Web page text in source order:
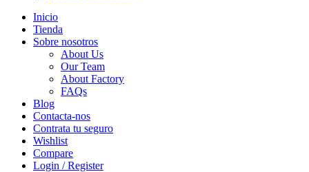
Inicio
Tienda
Sobre nosotros
About Us
Our Team
About Factory
FAQs
Blog
Contacta-nos
Contrata tu seguro
Wishlist
Compare
Login / Register